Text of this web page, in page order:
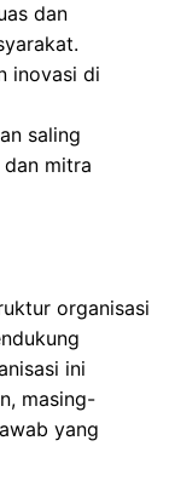
dan
inovasi di
saling
mitra
organisasi
ini
masing-
yang